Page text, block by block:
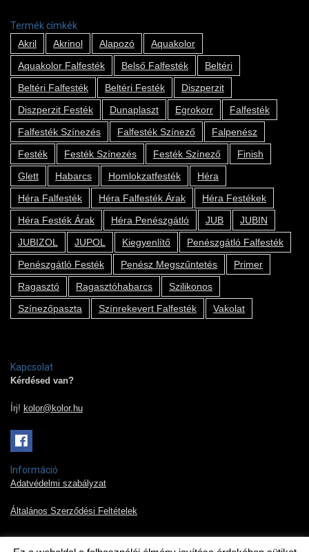
Termék címkék
Akril
Akrinol Alapozó
Aquakolor
Aquakolor Falfesték
Belső Falfesték
Beltéri
Beltéri Falfesték
Beltéri Festék
Diszperzit
Diszperzit Festék
Dunaplaszt Egrokorr
Falfesték
Falfesték Színezés
Falfesték Színező
Falpenész
Festék
Festék Színezés Festék Színező
Finish
Glett
Habarcs Homlokzatfesték
Héra
Héra Falfesték
Héra Falfesték Árak
Héra Festékek
Héra Festék Árak
Héra Penészgátló JUB
JUBIN
JUBIZOL
JUPOL Kiegyenlítő
Penészgátló Falfesték
Penészgátló Festék
Penész Megszűntetés
Primer
Ragasztó
Ragasztóhabarcs
Szilikonos
Színezőpaszta
Színrekevert Falfesték Vakolat
Kapcsolat
Kérdésed van?
Írj! kolor@kolor.hu
Információ
Adatvédelmi szabályzat
Általános Szerződési Feltételek